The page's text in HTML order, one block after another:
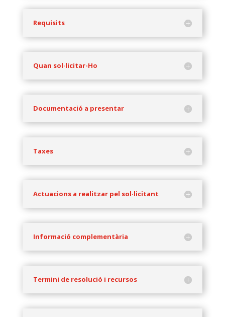
Requisits
Quan sol·licitar-Ho
Documentació a presentar
Taxes
Actuacions a realitzar pel sol·licitant
Informació complementària
Termini de resolució i recursos